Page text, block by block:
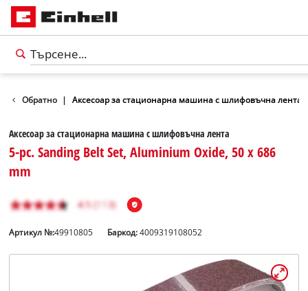
Обратно | Аксесоар за стационарна машина с шлифовъчна лента
Аксесоар за стационарна машина с шлифовъчна лента
5-pc. Sanding Belt Set, Aluminium Oxide, 50 x 686
mm
Артикул №:49910805 Баркод:4009319108052